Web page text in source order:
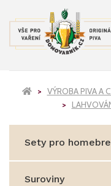
VÝROBA PIVA A
Sety pro
Suroviny